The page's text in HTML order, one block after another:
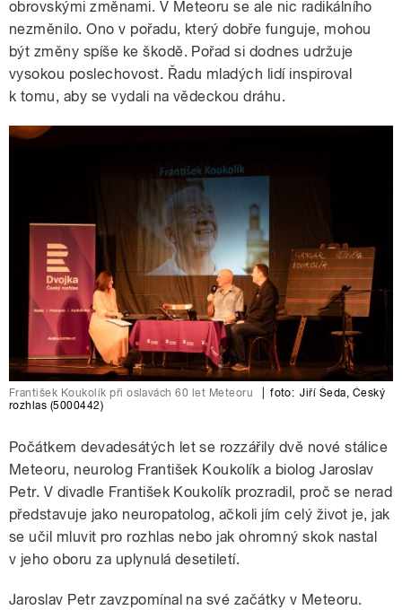
obrovskými změnami. V Meteoru se ale nic radikálního
nezměnilo. Ono v pořadu, který dobře funguje, mohou
být změny spíše ke škodě. Pořad si dodnes udržuje
vysokou poslechovost. Řadu mladých lidí inspiroval
k tomu, aby se vydali na vědeckou dráhu.
František Koukolík při oslavách 60 let Meteoru foto: Jiří Šeda, Český
rozhlas (5000442)
Počátkem devadesátých let se rozzářily dvě nové stálice
Meteoru, neurolog František Koukolík a biolog Jaroslav
Petr. V divadle František Koukolík prozradil, proč se nerad
představuje jako neuropatolog, ačkoli jím celý život je, jak
se učil mluvit pro rozhlas nebo jak ohromný skok nastal
v jeho oboru za uplynulá desetiletí.
Jaroslav Petr zavzpomínal na své začátky v Meteoru.